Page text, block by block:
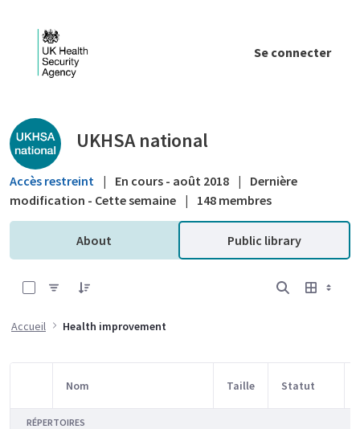
Se connecter
Public library - UKHSA national
UKHSA national
Accès restreint | En cours - août 2018 |
Dernière
modification - Cette semaine | 148 membres
About Public library
Accueil Health improvement
Sélection d'article
Nom Taille Statut
RÉPERTOIRES